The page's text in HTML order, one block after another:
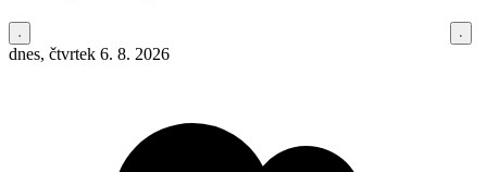
dnes, čtvrtek 6. 8. 2026